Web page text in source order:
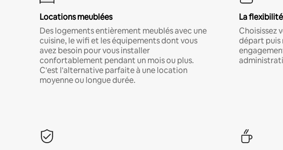
Locations meublées
Des logements entièrement meublés avec une
cuisine, le wifi et les équipements dont vous
avez besoin pour vous installer
confortablement pendant un mois ou plus.
C'est l'alternative parfaite à une location
moyenne ou longue durée.
La
Choisissez
départ puis